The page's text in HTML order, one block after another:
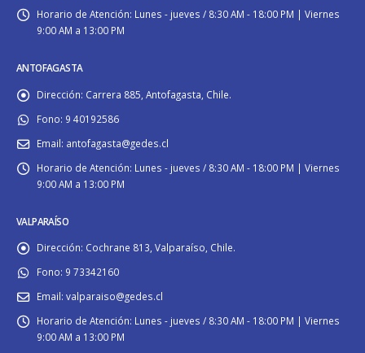
Horario de Atención: Lunes - jueves / 8:30 AM - 18:00 PM | Viernes
9:00 AM a 13:00 PM
ANTOFAGASTA
Dirección: Carrera 885, Antofagasta, Chile.
Fono: 9 40192586
Email: antofagasta@gedes.cl
Horario de Atención: Lunes - jueves / 8:30 AM - 18:00 PM | Viernes
9:00 AM a 13:00 PM
VALPARAÍSO
Dirección: Cochrane 813, Valparaíso, Chile.
Fono: 9 73342160
Email: valparaiso@gedes.cl
Horario de Atención: Lunes - jueves / 8:30 AM - 18:00 PM | Viernes
9:00 AM a 13:00 PM